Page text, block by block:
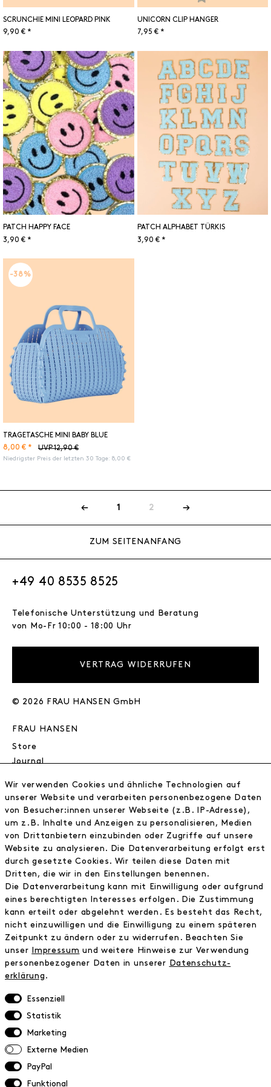
SCRUNCHIE MINI LEOPARD PINK
9,90 € *
UNICORN CLIP HANGER
7,95 € *
PATCH HAPPY FACE
3,90 € *
PATCH ALPHABET TÜRKIS
3,90 € *
-38%
TRAGETASCHE MINI BABY BLUE
UVP 12,90 €
8,00 € *
Niedrigster Preis der letzten 30 Tage: 8,00 €
1 2
ZUM SEITENANFANG
+49 40 8535 8525
Telefonische Unterstützung und Beratung
von Mo-Fr 10:00 - 18:00 Uhr
VERTRAG WIDERRUFEN
© 2026 FRAU HANSEN GmbH
FRAU HANSEN
Store
Journal
Jobs
Instagram
Facebook
Kontakt
INFORMATIONEN
FAQ
Zahlungsinformationen
Versand
Retoure
Widerrufsrecht
Datenschutz
Impressum
NEWSLETTER
Erhalte exklusive Neuigkeiten!
E-MAIL
Wir verwenden Cookies und ähnliche Technologien auf
unserer Website und verarbeiten personenbezogene Daten
von Besucher:innen unserer Webseite (z.B. IP-Adresse),
um z.B. Inhalte und Anzeigen zu personalisieren, Medien
von Drittanbietern einzubinden oder Zugriffe auf unsere
Website zu analysieren. Die Datenverarbeitung erfolgt erst
durch gesetzte Cookies. Wir teilen diese Daten mit
Dritten, die wir in den Einstellungen benennen.
Die Datenverarbeitung kann mit Einwilligung oder aufgrund
eines berechtigten Interesses erfolgen. Die Zustimmung
kann erteilt oder abgelehnt werden. Es besteht das Recht,
nicht einzuwilligen und die Einwilligung zu einem späteren
Zeitpunkt zu ändern oder zu widerrufen. Beachten Sie
unser
Impressum und weitere Hinweise zur Verwendung
personenbezogener Daten in unserer
Daten­schutz­
erklärung .
Essenziell
Statistik
Marketing
Externe Medien
PayPal
Funktional